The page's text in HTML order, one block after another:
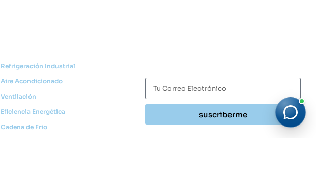
Refrigeración Industrial
Aire Acondicionado
Ventilación
Eficiencia Energética
Cadena de Frio
suscriberme